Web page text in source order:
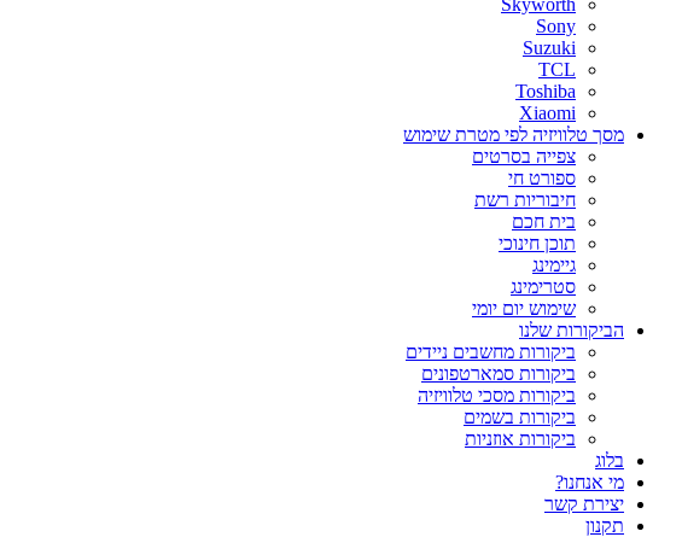
Skyworth
Sony
Suzuki
TCL
Toshiba
Xiaomi
מסך טלוויזיה לפי מטרת שימוש
צפייה בסרטים
ספורט חי
חיבוריות רשת
בית חכם
תוכן חינוכי
גיימינג
סטרימינג
שימוש יום יומי
הביקורות שלנו
ביקורות מחשבים ניידים
ביקורות סמארטפונים
ביקורות מסכי טלוויזיה
ביקורות בשמים
ביקורות אוזניות
בלוג
מי אנחנו?
יצירת קשר
תקנון